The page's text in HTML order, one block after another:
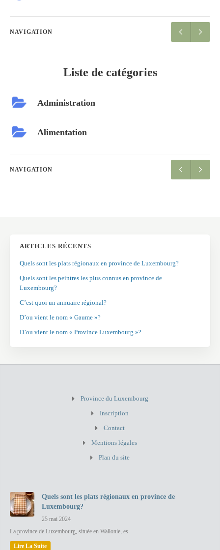
NAVIGATION
Liste de catégories
Administration
Alimentation
NAVIGATION
ARTICLES RÉCENTS
Quels sont les plats régionaux en province de Luxembourg?
Quels sont les peintres les plus connus en province de
Luxembourg?
C’est quoi un annuaire régional?
D’ou vient le nom « Gaume »?
D’ou vient le nom « Province Luxembourg »?
Province du Luxembourg
Inscription
Contact
Mentions légales
Plan du site
Quels sont les plats régionaux en province de
Luxembourg?
25 mai 2024
La province de Luxembourg, située en Wallonie, es
Lire La Suite